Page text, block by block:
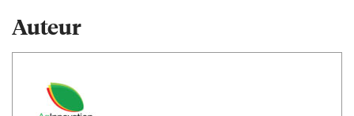
Auteur